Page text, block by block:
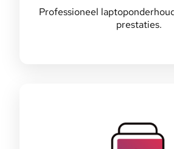
Professioneel
prestaties.